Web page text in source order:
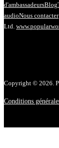
d'ambassadeursBlog
audioNous contacter
Ltd.
Copyright © 2026.
Conditions